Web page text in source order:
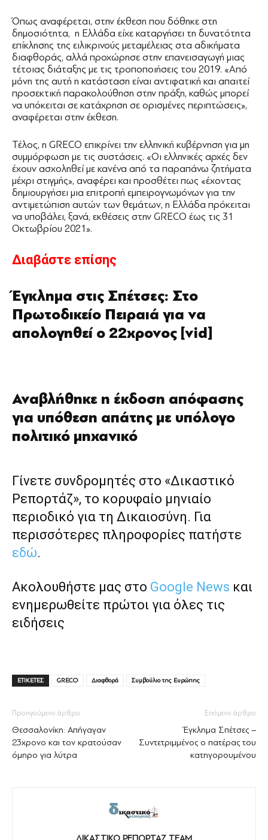
Όπως αναφέρεται, στην έκθεση που δόθηκε στη
δημοσιότητα, η Ελλάδα είχε καταργήσει τη δυνατότητα
επίκλησης της ειλικρινούς μεταμέλειας στα αδικήματα
διαφθοράς, αλλά προχώρησε στην επανεισαγωγή μιας
τέτοιας διάταξης με τις τροποποιήσεις του 2019. «Από
μόνη της αυτή η κατάσταση είναι αντιφατική και απαιτεί
προσεκτική παρακολούθηση στην πράξη, καθώς μπορεί
να υπόκειται σε κατάχρηση σε ορισμένες περιπτώσεις»,
αναφέρεται στην έκθεση.
Τέλος, η GRECO επικρίνει την ελληνική κυβέρνηση για μη
συμμόρφωση με τις συστάσεις. «Οι ελληνικές αρχές δεν
έχουν ασχοληθεί με κανένα από τα παραπάνω ζητήματα
μέχρι στιγμής», αναφέρει και προσθέτει πως «έχοντας
δημιουργήσει μια επιτροπή εμπειρογνωμόνων για την
αντιμετώπιση αυτών των θεμάτων, η Ελλάδα πρόκειται
να υποβάλει, ξανά, εκθέσεις στην GRECO έως τις 31
Οκτωβρίου 2021».
Διαβάστε επίσης
Έγκλημα στις Σπέτσες: Στο
Πρωτοδικείο Πειραιά για να
απολογηθεί ο 22χρονος [vid]
Αναβλήθηκε η έκδοση απόφασης
για υπόθεση απάτης με υπόλογο
πολιτικό μηχανικό
Γίνετε συνδρομητές στο «Δικαστικό
Ρεπορτάζ», το κορυφαίο μηνιαίο
περιοδικό για τη Δικαιοσύνη. Για
περισσότερες πληροφορίες πατήστε
εδώ.
Ακολουθήστε μας στο Google News και
ενημερωθείτε πρώτοι για όλες τις
ειδήσεις
ΕΤΙΚΕΤΕΣ GRECO Διαφθορά Συμβούλιο της Ευρώπης
Προηγούμενο άρθρο
Θεσσαλονίκη: Απήγαγαν
23χρονο και τον κρατούσαν
όμηρο για λύτρα
Επόμενο άρθρο
Έγκλημα Σπέτσες –
Συντετριμμένος ο πατέρας του
κατηγορουμένου